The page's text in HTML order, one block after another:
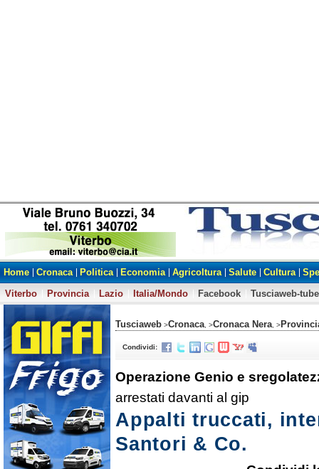
Home Cronaca Politica Economia Agricoltura Salute Cultura
Viterbo
Provincia Lazio Italia/Mondo Facebook Tusciaweb-tube
Tusciaweb >Cronaca , >Cronaca Nera , >
Condividi:
Operazione Genio e
arrestati davanti al gip
Appalti truccati,
Santori & Co.